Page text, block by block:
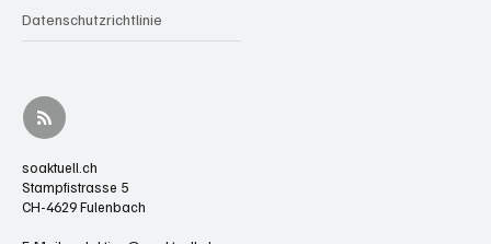
Datenschutzrichtlinie
soaktuell.ch
Stampfistrasse 5
CH-4629 Fulenbach